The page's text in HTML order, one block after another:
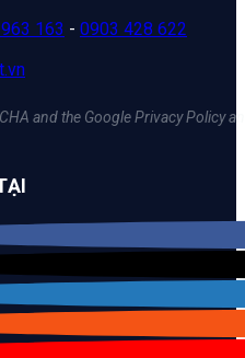
163 - 0903 428 622
and the Google Privacy Policy